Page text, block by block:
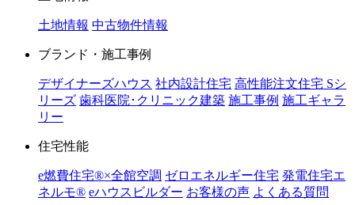
土地情報 中古物件情報
ブランド・施工事例
デザイナーズハウス 社内設計住宅 高性能注文住宅 Sシ
リーズ 歯科医院･クリニック建築 施工事例 施工ギャラ
リー
住宅性能
e燃費住宅®︎×全館空調 ゼロエネルギー住宅 発電住宅エ
ネルモ®︎ eハウスビルダー お客様の声 よくある質問